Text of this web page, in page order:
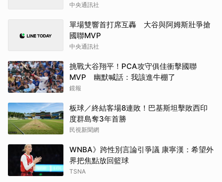
中央通訊社
單場雙響首打席互轟 大谷與阿姆斯壯爭搶
國聯MVP
中央通訊社
挑戰大谷翔平！PCA攻守俱佳衝擊國聯
MVP 幽默喊話：我該進牛棚了
鏡報
板球／終結客場8連敗！巴基斯坦擊敗西印
度群島奪3年首勝
民視新聞網
WNBA》跨性別言論引爭議 康寧漢：希望外
界把焦點放回籃球
TSNA